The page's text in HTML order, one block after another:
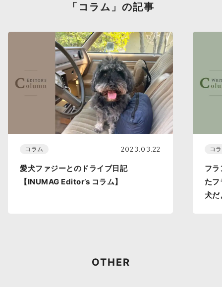
「コラム」の記事
コラム 2023.03.22
愛犬ファジーとのドライブ日記
【INUMAG Editor’s コラム】
コ
フ
た
犬だ
OTHER